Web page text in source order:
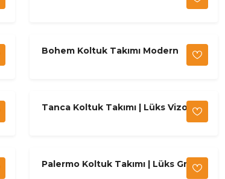
Bohem Koltuk Takımı Modern
Tanca Koltuk Takımı | Lüks Vizon &
Palermo Koltuk Takımı | Lüks Gri